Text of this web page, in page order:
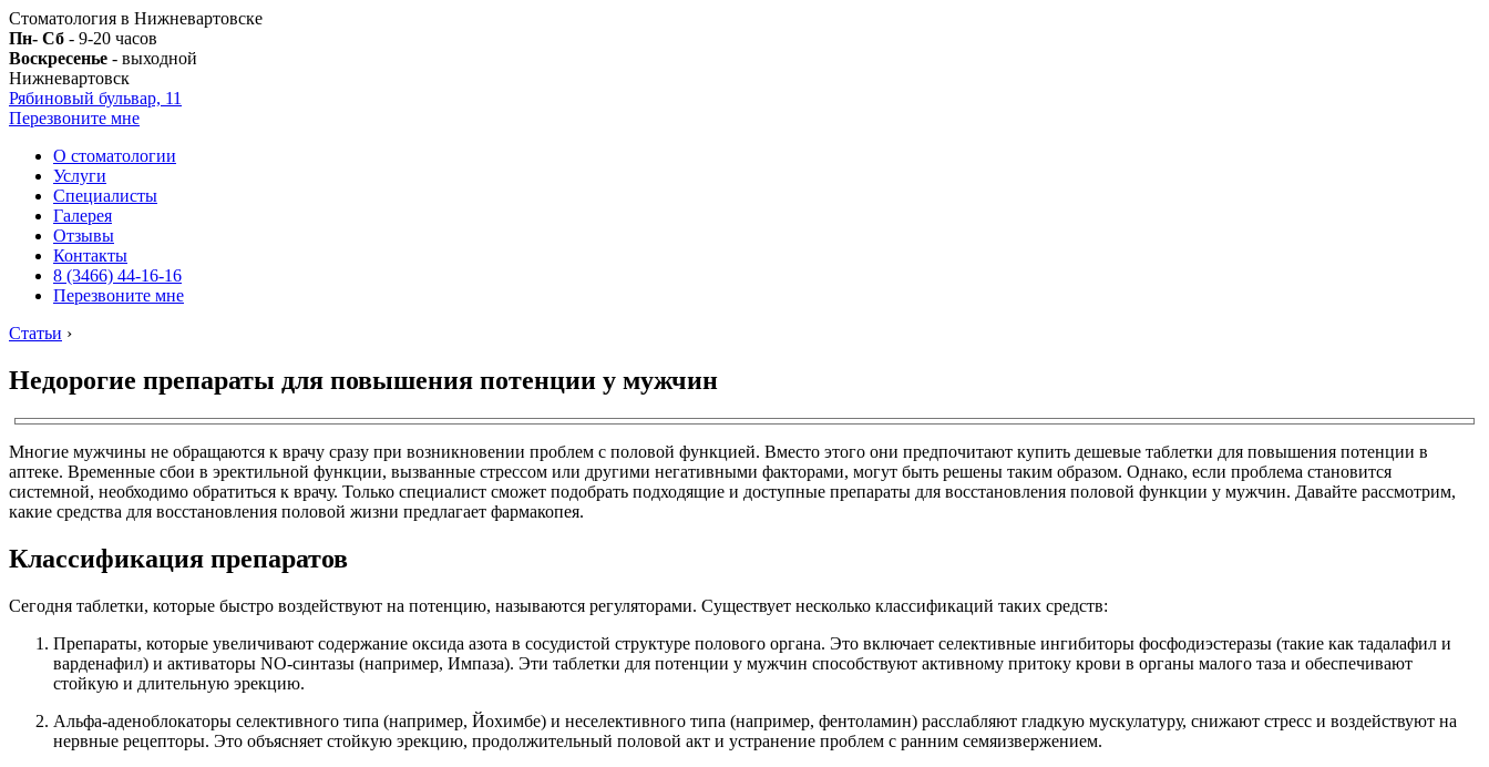
Стоматология в Нижневартовске
Пн- Сб - 9-20 часов
Воскресенье - выходной
Нижневартовск
Рябиновый бульвар, 11
Перезвоните мне
О стоматологии
Услуги
Специалисты
Галерея
Отзывы
Контакты
8 (3466) 44-16-16
Перезвоните мне
Статьи ›
Недорогие препараты для повышения потенции у мужчин
Многие мужчины не обращаются к врачу сразу при возникновении проблем с половой функцией. Вместо этого они предпочитают купить дешевые таблетки для повышения потенции в
аптеке. Временные сбои в эректильной функции, вызванные стрессом или другими негативными факторами, могут быть решены таким образом. Однако, если проблема становится
системной, необходимо обратиться к врачу. Только специалист сможет подобрать подходящие и доступные препараты для восстановления половой функции у мужчин. Давайте рассмотрим,
какие средства для восстановления половой жизни предлагает фармакопея.
Классификация препаратов
Сегодня таблетки, которые быстро воздействуют на потенцию, называются регуляторами. Существует несколько классификаций таких средств:
Препараты, которые увеличивают содержание оксида азота в сосудистой структуре полового органа. Это включает селективные ингибиторы фосфодиэстеразы (такие как тадалафил и
варденафил) и активаторы NO-синтазы (например, Импаза). Эти таблетки для потенции у мужчин способствуют активному притоку крови в органы малого таза и обеспечивают
стойкую и длительную эрекцию.
Альфа-аденоблокаторы селективного типа (например, Йохимбе) и неселективного типа (например, фентоламин) расслабляют гладкую мускулатуру, снижают стресс и воздействуют на
нервные рецепторы. Это объясняет стойкую эрекцию, продолжительный половой акт и устранение проблем с ранним семяизвержением.